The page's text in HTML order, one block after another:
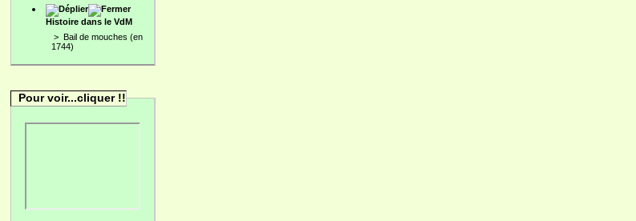
Histoire dans le VdM
> Bail de mouches (en
1744)
Pour voir...cliquer !!